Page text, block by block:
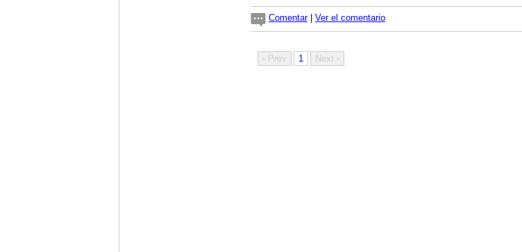
Comentar| Ver el comentario
‹ Prev 1 Next ›